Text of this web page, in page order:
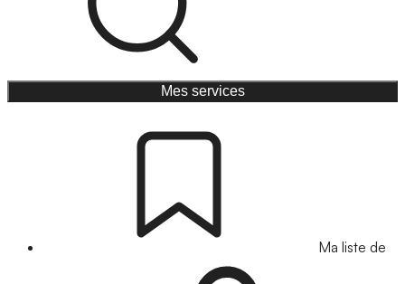
Mes services
Ma liste de